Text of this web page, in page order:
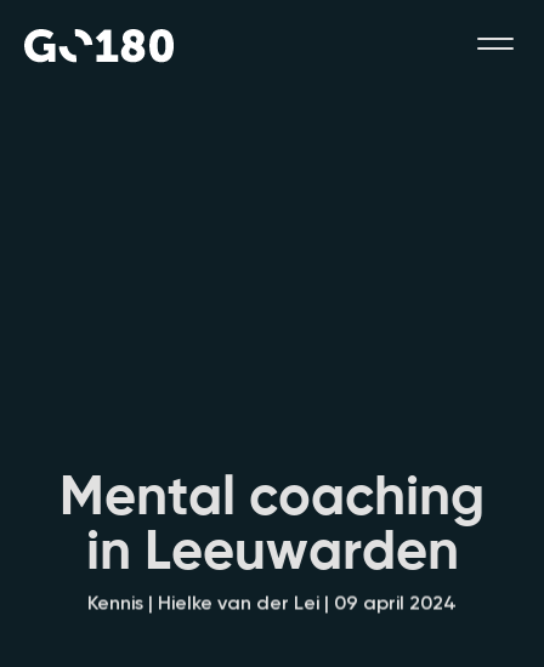
Mental coaching
in Leeuwarden
Kennis | Hielke van der Lei | 09 april 2024